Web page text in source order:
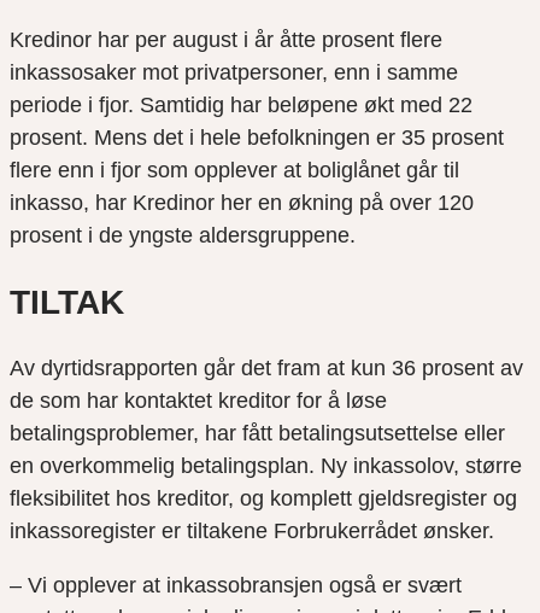
Kredinor har per august i år åtte prosent flere
inkassosaker mot privatpersoner, enn i samme
periode i fjor. Samtidig har beløpene økt med 22
prosent. Mens det i hele befolkningen er 35 prosent
flere enn i fjor som opplever at boliglånet går til
inkasso, har Kredinor her en økning på over 120
prosent i de yngste aldersgruppene.
TILTAK
Av dyrtidsrapporten går det fram at kun 36 prosent av
de som har kontaktet kreditor for å løse
betalingsproblemer, har fått betalingsutsettelse eller
en overkommelig betalingsplan. Ny inkassolov, større
fleksibilitet hos kreditor, og komplett gjeldsregister og
inkassoregister er tiltakene Forbrukerrådet ønsker.
– Vi opplever at inkassobransjen også er svært